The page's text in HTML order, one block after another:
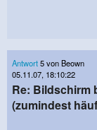
Antwort5 von Beown
05.11.07, 18:10:22
Re: Bildschirm
(zumindest